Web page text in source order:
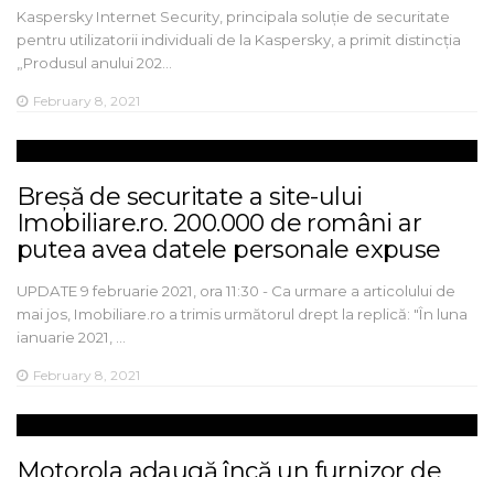
Kaspersky Internet Security, principala soluție de securitate
pentru utilizatorii individuali de la Kaspersky, a primit distincția
„Produsul anului 202…
February 8, 2021
Breșă de securitate a site-ului
Imobiliare.ro. 200.000 de români ar
putea avea datele personale expuse
UPDATE 9 februarie 2021, ora 11:30 - Ca urmare a articolului de
mai jos, Imobiliare.ro a trimis următorul drept la replică: "În luna
ianuarie 2021, …
February 8, 2021
Motorola adaugă încă un furnizor de